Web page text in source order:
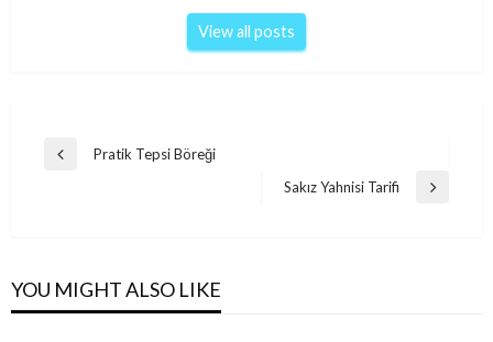
View all posts
Post
Previous
Pratik Tepsi Böreği
Next
Sakız Yahnisi Tarifi
YOU MIGHT ALSO LIKE